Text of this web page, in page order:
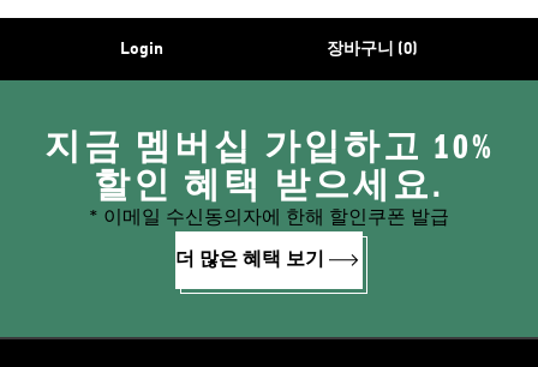
Login 장바구니 (0)
지금 멤버십 가입하고 10%
할인 혜택 받으세요.
* 이메일 수신동의자에 한해 할인쿠폰 발급
더 많은 혜택 보기